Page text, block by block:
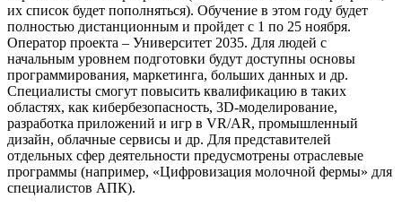
их список будет пополняться). Обучение в этом году будет
полностью дистанционным и пройдет с 1 по 25 ноября.
Оператор проекта – Университет 2035. Для людей с
начальным уровнем подготовки будут доступны основы
программирования, маркетинга, больших данных и др.
Специалисты смогут повысить квалификацию в таких
областях, как кибербезопасность, 3D-моделирование,
разработка приложений и игр в VR/AR, промышленный
дизайн, облачные сервисы и др. Для представителей
отдельных сфер деятельности предусмотрены отраслевые
программы (например, «Цифровизация молочной фермы» для
специалистов АПК).